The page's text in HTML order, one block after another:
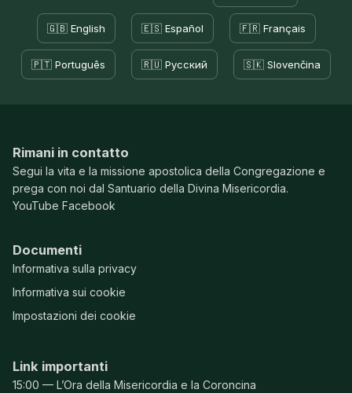
🇬🇧 English 🇪🇸 Español 🇫🇷 Français
🇵🇹 Português 🇷🇺 Русский 🇸🇰 Slovenčina
Rimani in contatto
Segui la vita e la missione apostolica della Congregazione e
prega con noi dal Santuario della Divina Misericordia.
YouTube Facebook
Documenti
Informativa sulla privacy
Informativa sui cookie
Impostazioni dei cookie
Link importanti
15:00 — L’Ora della Misericordia e la Coroncina